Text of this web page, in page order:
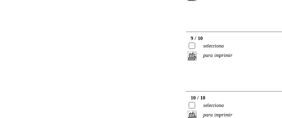
9 / 10
selecciona
para imprimir
10 / 10
selecciona
para imprimir